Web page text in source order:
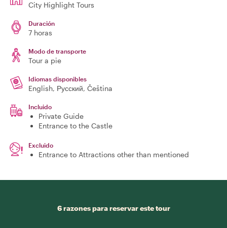
City Highlight Tours
Duración
7 horas
Modo de transporte
Tour a pie
Idiomas disponibles
English, Русский, Čeština
Incluido
Private Guide
Entrance to the Castle
Excluido
Entrance to Attractions other than mentioned
6 razones para reservar este tour